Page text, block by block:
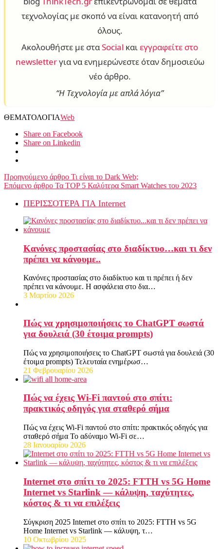
τεχνολογίας με σκοπό να είναι κατανοητή από
όλους.
Ακολουθήστε με σταSocial καιεγγραφείτε στο
newsletterγια να ενημερώνεστε όταν δημοσιεύω
νέο άρθρο.
“Η Τεχνολογία με απλά λόγια”
ΘΕΜΑΤΟΛΟΓΙΑWeb
Share on Facebook
Share on Linkedin
Προηγούμενο άρθρο Τι είναι το Dark Web;
Επόμενο άρθρο Τα TOP 5 Καλύτερα Smart Watches του 2023
ΠΕΡΙΣΣΟΤΕΡΑ ΓΙΑ Internet
Κανόνες προστασίας στο διαδίκτυο…και τι δεν
πρέπει να κάνουμε..
Κανόνες προστασίας στο διαδίκτυο και τι πρέπει ή δεν
πρέπει να κάνουμε. Η ασφάλεια στο δια…
3 Μαρτίου 2026
Πώς να χρησιμοποιήσεις το ChatGPT σωστά
για δουλειά (30 έτοιμα prompts)
Πώς να χρησιμοποιήσεις το ChatGPT σωστά για δουλειά (30
έτοιμα prompts) Τελευταία ενημέρωσ…
21 Φεβρουαρίου 2026
Πώς να έχεις Wi-Fi παντού στο σπίτι:
πρακτικός οδηγός για σταθερό σήμα
Πώς να έχεις Wi-Fi παντού στο σπίτι: πρακτικός οδηγός για
σταθερό σήμα Το αδύναμο Wi-Fi σε…
28 Ιανουαρίου 2026
Internet στο σπίτι το 2025: FTTH vs 5G Home
Internet vs Starlink — κάλυψη, ταχύτητες,
κόστος & τι να επιλέξεις
Σύγκριση 2025 Internet στο σπίτι το 2025: FTTH vs 5G
Home Internet vs Starlink — κάλυψη, τ…
10 Οκτωβρίου 2025